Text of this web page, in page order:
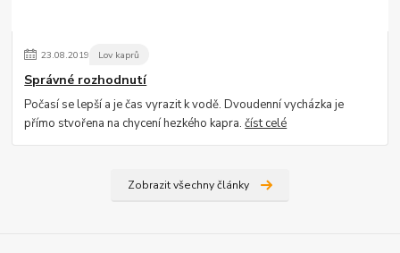
23.08.2019 Lov kaprů
Správné rozhodnutí
Počasí se lepší a je čas vyrazit k vodě. Dvoudenní vycházka je
přímo stvořena na chycení hezkého kapra.číst celé
Zobrazit všechny články